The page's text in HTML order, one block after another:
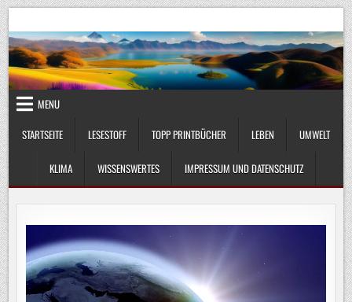
Skip
to
content
UmweltKlima.com
MENU
STARTSEITE
LESESTOFF TOPP PRINTBÜCHER LEBEN UMWELT
KLIMA WISSENSWERTES IMPRESSUM UND DATENSCHUTZ